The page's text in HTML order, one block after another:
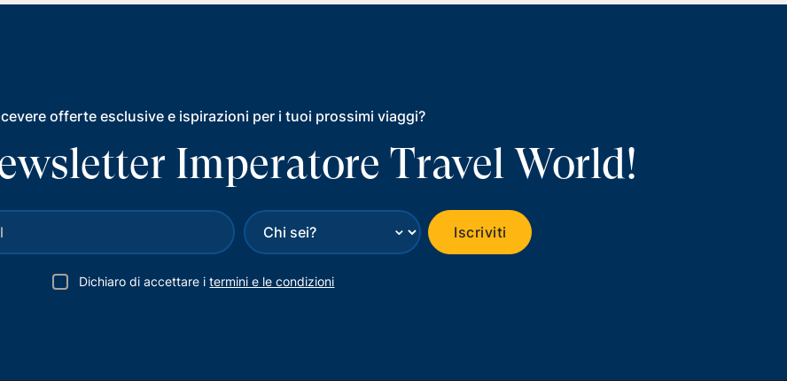
offerte esclusive e ispirazioni per i tuoi prossimi viaggi?
Imperatore Travel World!
⌄ Iscriviti
Dichiaro di accettare itermini e le condizioni